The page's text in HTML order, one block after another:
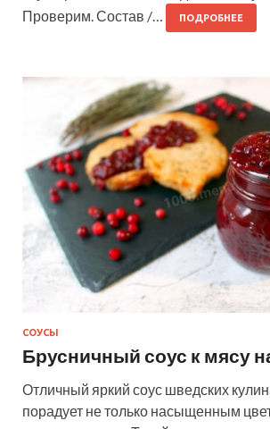
Проверим. Состав /…
ПОДРОБНЕЕ
СОУСЫ
Брусничный соус к мясу
Отличный яркий соус шведских
порадует не только насыщенным